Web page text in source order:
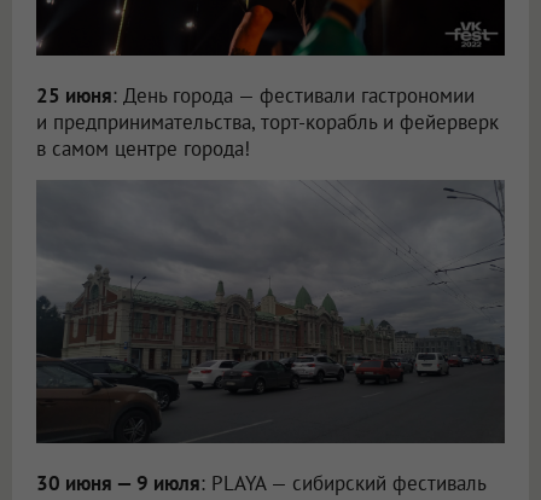
25 июня: День города — фестивали гастрономии
и предпринимательства, торт-корабль и фейерверк
в самом центре города!
30 июня — 9 июля: PLAYA — сибирский фестиваль